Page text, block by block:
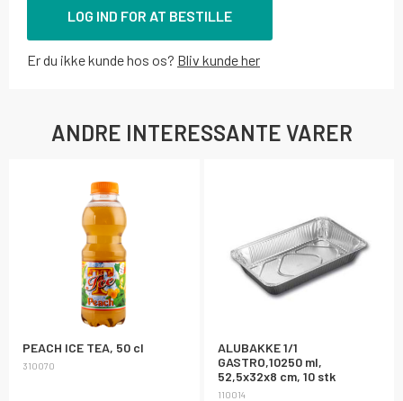
LOG IND FOR AT BESTILLE
Er du ikke kunde hos os? Bliv kunde her
ANDRE INTERESSANTE VARER
PEACH ICE TEA, 50 cl
310070
ALUBAKKE 1/1
GASTRO,10250 ml,
52,5x32x8 cm, 10 stk
110014